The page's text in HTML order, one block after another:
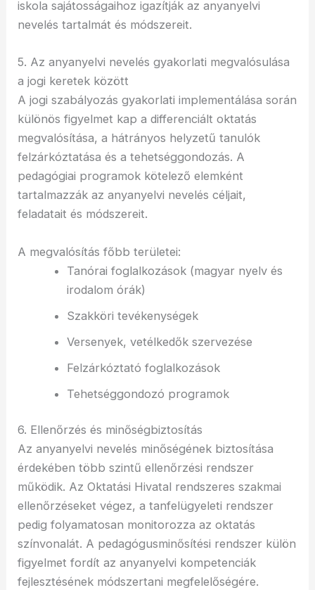
iskola sajátosságaihoz igazítják az anyanyelvi
nevelés tartalmát és módszereit.
5. Az anyanyelvi nevelés gyakorlati megvalósulása
a jogi keretek között
A jogi szabályozás gyakorlati implementálása során
különös figyelmet kap a differenciált oktatás
megvalósítása, a hátrányos helyzetű tanulók
felzárkóztatása és a tehetséggondozás. A
pedagógiai programok kötelező elemként
tartalmazzák az anyanyelvi nevelés céljait,
feladatait és módszereit.
A megvalósítás főbb területei:
Tanórai foglalkozások (magyar nyelv és
irodalom órák)
Szakköri tevékenységek
Versenyek, vetélkedők szervezése
Felzárkóztató foglalkozások
Tehetséggondozó programok
6. Ellenőrzés és minőségbiztosítás
Az anyanyelvi nevelés minőségének biztosítása
érdekében több szintű ellenőrzési rendszer
működik. Az Oktatási Hivatal rendszeres szakmai
ellenőrzéseket végez, a tanfelügyeleti rendszer
pedig folyamatosan monitorozza az oktatás
színvonalát. A pedagógusminősítési rendszer külön
figyelmet fordít az anyanyelvi kompetenciák
fejlesztésének módszertani megfelelőségére.